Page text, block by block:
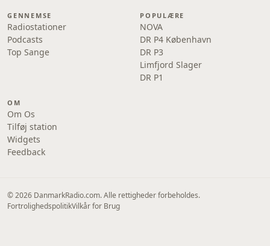
GENNEMSE
Radiostationer
Podcasts
Top Sange
POPULÆRE
NOVA
DR P4 København
DR P3
Limfjord Slager
DR P1
OM
Om Os
Tilføj station
Widgets
Feedback
© 2026 DanmarkRadio.com. Alle rettigheder forbeholdes.
FortrolighedspolitikVilkår for Brug